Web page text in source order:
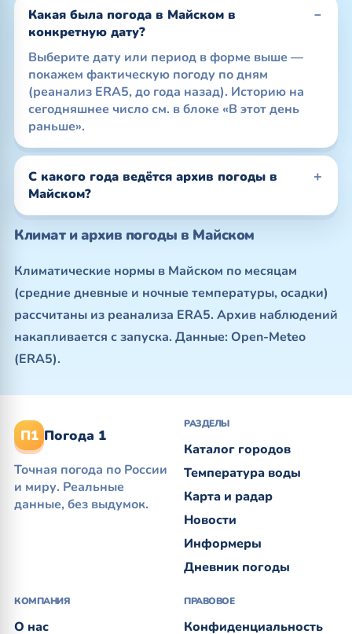
Какая была погода в Майском в
конкретную дату?
Выберите дату или период в форме выше —
покажем фактическую погоду по дням
(реанализ ERA5, до года назад). Историю на
сегодняшнее число см. в блоке «В этот день
раньше».
С какого года ведётся архив погоды в
Майском?
Климат и архив погоды в Майском
Климатические нормы в Майском по месяцам
(средние дневные и ночные температуры, осадки)
рассчитаны из реанализа ERA5. Архив наблюдений
накапливается с запуска. Данные: Open-Meteo
(ERA5).
П1 Погода 1
Точная погода по России
и миру. Реальные
данные, без выдумок.
РАЗДЕЛЫ
Каталог городов
Температура воды
Карта и радар
Новости
Информеры
Дневник погоды
КОМПАНИЯ
О нас
ПРАВОВОЕ
Конфиденциальность